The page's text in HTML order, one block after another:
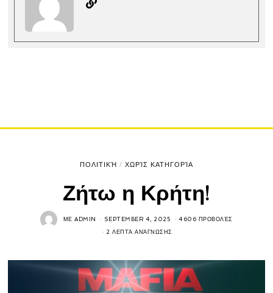
ΠΟΛΙΤΙΚΉ / ΧΩΡΊΣ ΚΑΤΗΓΟΡΊΑ
Ζήτω η Κρήτη!
ΜΕADMIN SEPTEMBER 4, 2025 4606 ΠΡΟΒΟΛΈΣ
2 ΛΕΠΤΆ ΑΝΆΓΝΩΣΗΣ